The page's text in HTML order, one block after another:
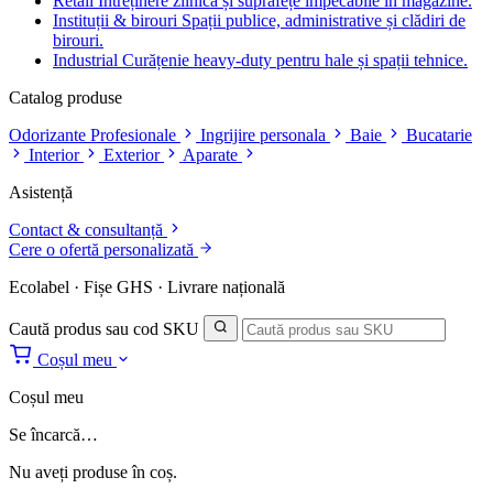
Instituții & birouri Spații publice, administrative și clădiri de
birouri.
Industrial Curățenie heavy-duty pentru hale și spații tehnice.
Catalog produse
Odorizante Profesionale
Ingrijire personala Baie
Bucatarie
Interior
Exterior
Aparate
Asistență
Contact & consultanță
Cere o ofertă personalizată
Ecolabel · Fișe GHS · Livrare națională
Caută produs sau cod SKU
Coșul meu
Coșul meu
Se încarcă…
Nu aveți produse în coș.